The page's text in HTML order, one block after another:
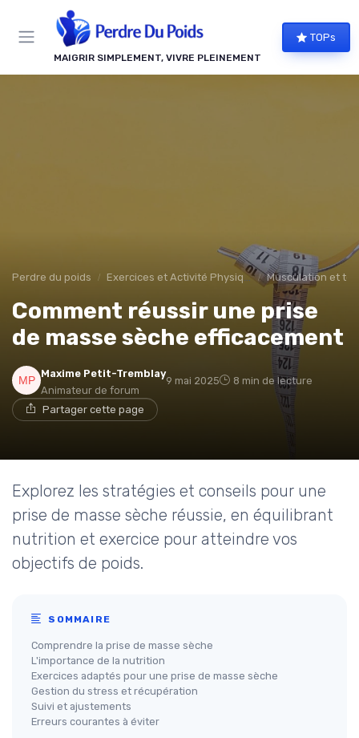
MAIGRIR SIMPLEMENT, VIVRE PLEINEMENT
TOPs
Perdre du poids Exercices et Activité Physique Musculation et
Comment réussir une prise
de masse sèche efficacement
Maxime Petit-Tremblay
Animateur de forum
9 mai 2025 8 min de lecture
Partager cette page
Explorez les stratégies et conseils pour une
prise de masse sèche réussie, en équilibrant
nutrition et exercice pour atteindre vos
objectifs de poids.
SOMMAIRE
Comprendre la prise de masse sèche
L'importance de la nutrition
Exercices adaptés pour une prise de masse sèche
Gestion du stress et récupération
Suivi et ajustements
Erreurs courantes à éviter
Panneau de gestion des cookies